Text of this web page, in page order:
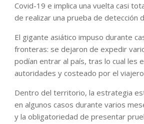
Covid-19 e implica una vuelta casi
de realizar una prueba de detección
El gigante asiático impuso durante
fronteras: se dejaron de expedir
podían entrar al país, tras lo cual les
autoridades y costeado por el
Dentro del territorio, la estrategia
en algunos casos durante varios
y la obligatoriedad de presentar